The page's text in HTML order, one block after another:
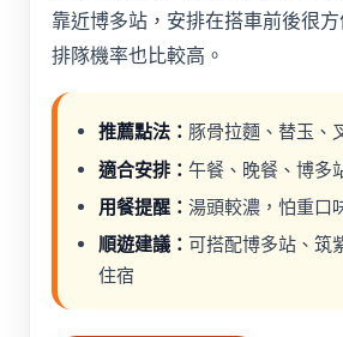
靠近博多站，安排在搭車前後很
排隊機率也比較高。
推薦點法： 豚骨拉麵、替玉、
適合安排： 午餐、晚餐、博多
用餐提醒： 湯頭較濃，怕重口
順遊建議： 可搭配博多站、筑
住宿